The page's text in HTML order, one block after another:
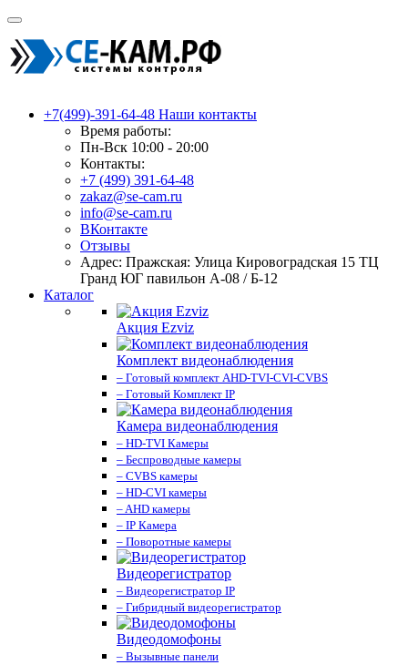
+7(499)-391-64-48 Наши контакты
Время работы:
Пн-Вск 10:00 - 20:00
Контакты:
+7 (499) 391-64-48
zakaz@se-cam.ru
info@se-cam.ru
ВКонтакте
Отзывы
Адрес: Пражская: Улица Кировоградская 15 ТЦ
Гранд ЮГ павильон А-08 / Б-12
Каталог
Акция Ezviz
Комплект видеонаблюдения
– Готовый комплект AHD-TVI-CVI-CVBS
– Готовый Комплект IP
Камера видеонаблюдения
– HD-TVI Камеры
– Беспроводные камеры
– CVBS камеры
– HD-CVI камеры
– AHD камеры
– IP Камера
– Поворотные камеры
Видеорегистратор
– Видеорегистратор IP
– Гибридный видеорегистратор
Видеодомофоны
– Вызывные панели